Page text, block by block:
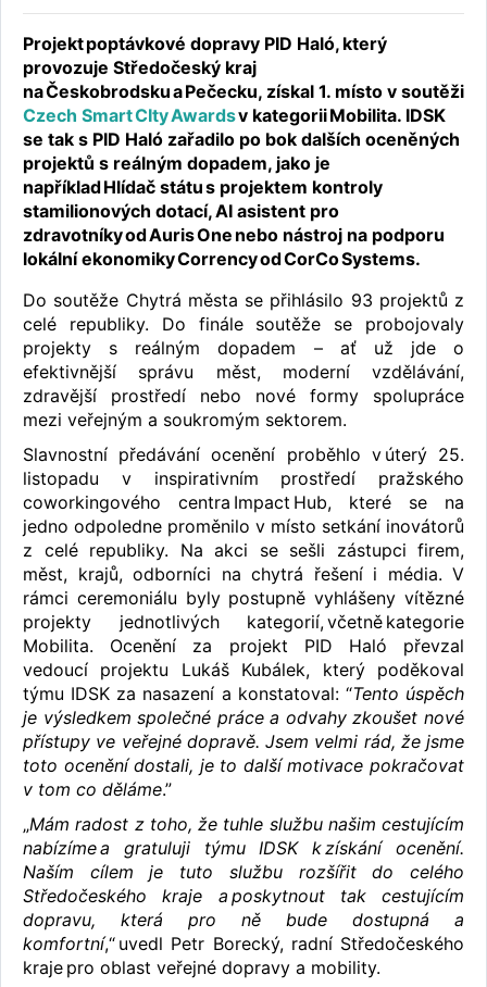
Projekt poptávkové dopravy PID Haló, který
provozuje Středočeský kraj
na Českobrodsku a Pečecku, získal 1. místo v soutěži
Czech Smart CIty Awardsv kategorii Mobilita. IDSK
se tak s PID Haló zařadilo po bok dalších oceněných
projektů s reálným dopadem, jako je
například Hlídač státu s projektem kontroly
stamilionových dotací, AI asistent pro
zdravotníky od Auris One nebo nástroj na podporu
lokální ekonomiky Corrency od CorCo Systems.
Do soutěže Chytrá města se přihlásilo 93 projektů z
celé republiky. Do finále soutěže se probojovaly
projekty s reálným dopadem – ať už jde o
efektivnější správu měst, moderní vzdělávání,
zdravější prostředí nebo nové formy spolupráce
mezi veřejným a soukromým sektorem.
Slavnostní předávání ocenění proběhlo v úterý 25.
listopadu v inspirativním prostředí pražského
coworkingového centra Impact Hub, které se na
jedno odpoledne proměnilo v místo setkání inovátorů
z celé republiky. Na akci se sešli zástupci firem,
měst, krajů, odborníci na chytrá řešení i média. V
rámci ceremoniálu byly postupně vyhlášeny vítězné
projekty jednotlivých kategorií, včetně kategorie
Mobilita. Ocenění za projekt PID Haló převzal
vedoucí projektu Lukáš Kubálek, který poděkoval
týmu IDSK za nasazení a konstatoval: “Tento úspěch
je výsledkem společné práce a odvahy zkoušet nové
přístupy ve veřejné dopravě. Jsem velmi rád, že jsme
toto ocenění dostali, je to další motivace pokračovat
v tom co děláme.”
„Mám radost z toho, že tuhle službu našim cestujícím
nabízíme a gratuluji týmu IDSK k získání ocenění.
Naším cílem je tuto službu rozšířit do celého
Středočeského kraje a poskytnout tak cestujícím
dopravu, která pro ně bude dostupná a
komfortní,“ uvedl Petr Borecký, radní Středočeského
kraje pro oblast veřejné dopravy a mobility.